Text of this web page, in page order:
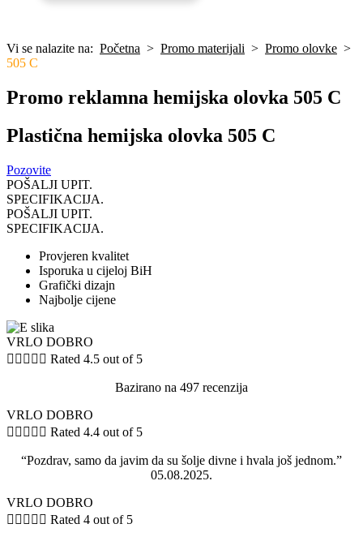
Vi se nalazite na: Početna > Promo materijali > Promo olovke >
505 C
Promo reklamna hemijska olovka 505 C
Plastična hemijska olovka 505 C
Pozovite
POŠALJI UPIT.
SPECIFIKACIJA.
POŠALJI UPIT.
SPECIFIKACIJA.
Provjeren kvalitet
Isporuka u cijeloj BiH
Grafički dizajn
Najbolje cijene
VRLO DOBRO
     Rated 4.5 out of 5
Bazirano na 497 recenzija
VRLO DOBRO
     Rated 4.4 out of 5
“Pozdrav, samo da javim da su šolje divne i hvala još jednom.”
05.08.2025.
VRLO DOBRO
     Rated 4 out of 5